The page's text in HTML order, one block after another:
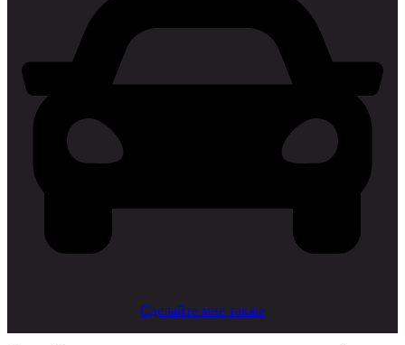
Сделайте мне также